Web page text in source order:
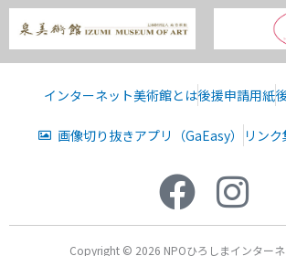
インターネット美術館とは後援申請用紙
画像切り抜きアプリ（GaEasy） リンク
Copyright © 2026 NPOひろしまインター